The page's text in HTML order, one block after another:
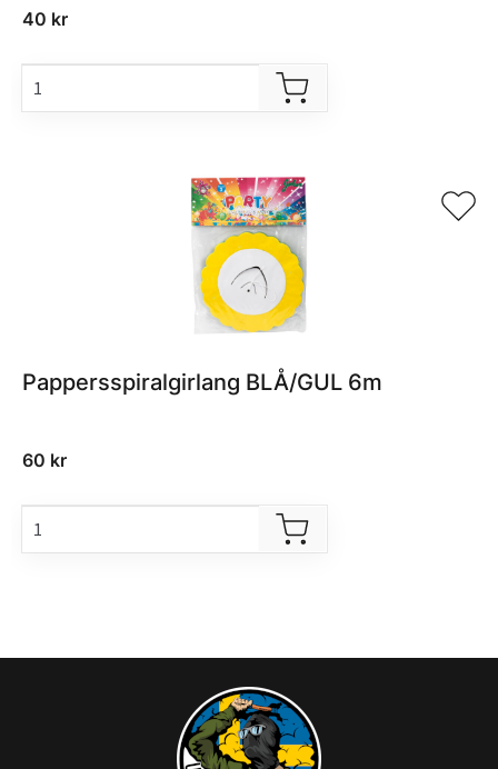
40 kr
Pappersspiralgirlang BLÅ/GUL 6m
60 kr